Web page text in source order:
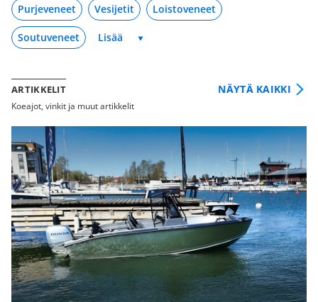
Purjeveneet Vesijetit Loistoveneet
Soutuveneet
ARTIKKELIT NÄYTÄ KAIKKI
Koeajot, vinkit ja muut artikkelit